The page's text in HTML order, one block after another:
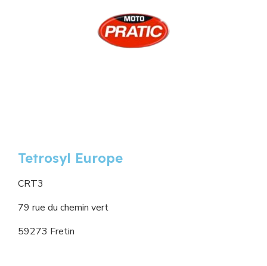
Tetrosyl Europe
CRT3
79 rue du chemin vert
59273 Fretin